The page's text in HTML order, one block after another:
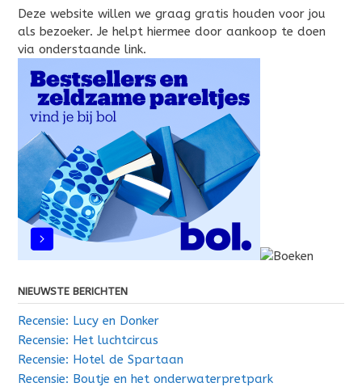
Deze website willen we graag gratis houden voor jou
als bezoeker. Je helpt hiermee door aankoop te doen
via onderstaande link.
NIEUWSTE BERICHTEN
Recensie: Lucy en Donker
Recensie: Het luchtcircus
Recensie: Hotel de Spartaan
Recensie: Boutje en het onderwaterpretpark